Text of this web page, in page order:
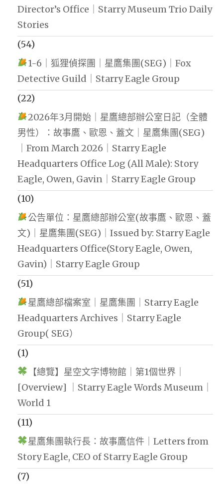
Director’s Office｜Starry Museum Trio Daily
Stories
(54)
1-6｜狐狸偵探團｜星鷹集團(SEG)｜Fox
Detective Guild｜Starry Eagle Group
(22)
2026年3月開始｜星鷹總部辦公室日記（全體
男性）：故事鷹、歐恩、蓋文｜星鷹集團(SEG)
｜From March 2026｜Starry Eagle
Headquarters Office Log (All Male): Story
Eagle, Owen, Gavin｜Starry Eagle Group
(10)
公告單位：星鷹總部辦公室(故事鷹、歐恩、蓋
文)｜星鷹集團(SEG)｜Issued by: Starry Eagle
Headquarters Office(Story Eagle, Owen,
Gavin)｜Starry Eagle Group
(51)
星鷹總部檔案室｜星鷹集團｜Starry Eagle
Headquarters Archives｜Starry Eagle
Group( SEG）
(1)
【總覽】星空文字博物館｜第1個世界｜
[Overview] ｜Starry Eagle Words Museum｜
World 1
(11)
星鷹集團執行長：故事鷹信件｜Letters from
Story Eagle, CEO of Starry Eagle Group
(7)